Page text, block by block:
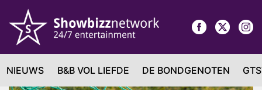
NIEUWS B&B VOL LIEFDE DE BONDGENOTEN